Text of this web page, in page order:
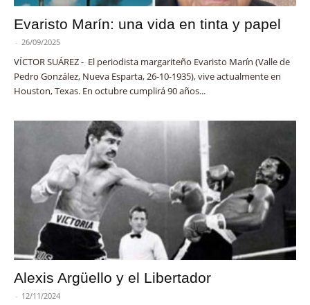
Evaristo Marín: una vida en tinta y papel
- 26/09/2025
VÍCTOR SUÁREZ - El periodista margariteño Evaristo Marín (Valle de
Pedro González, Nueva Esparta, 26-10-1935), vive actualmente en
Houston, Texas. En octubre cumplirá 90 años...
Alexis Argüello y el Libertador
- 12/11/2024